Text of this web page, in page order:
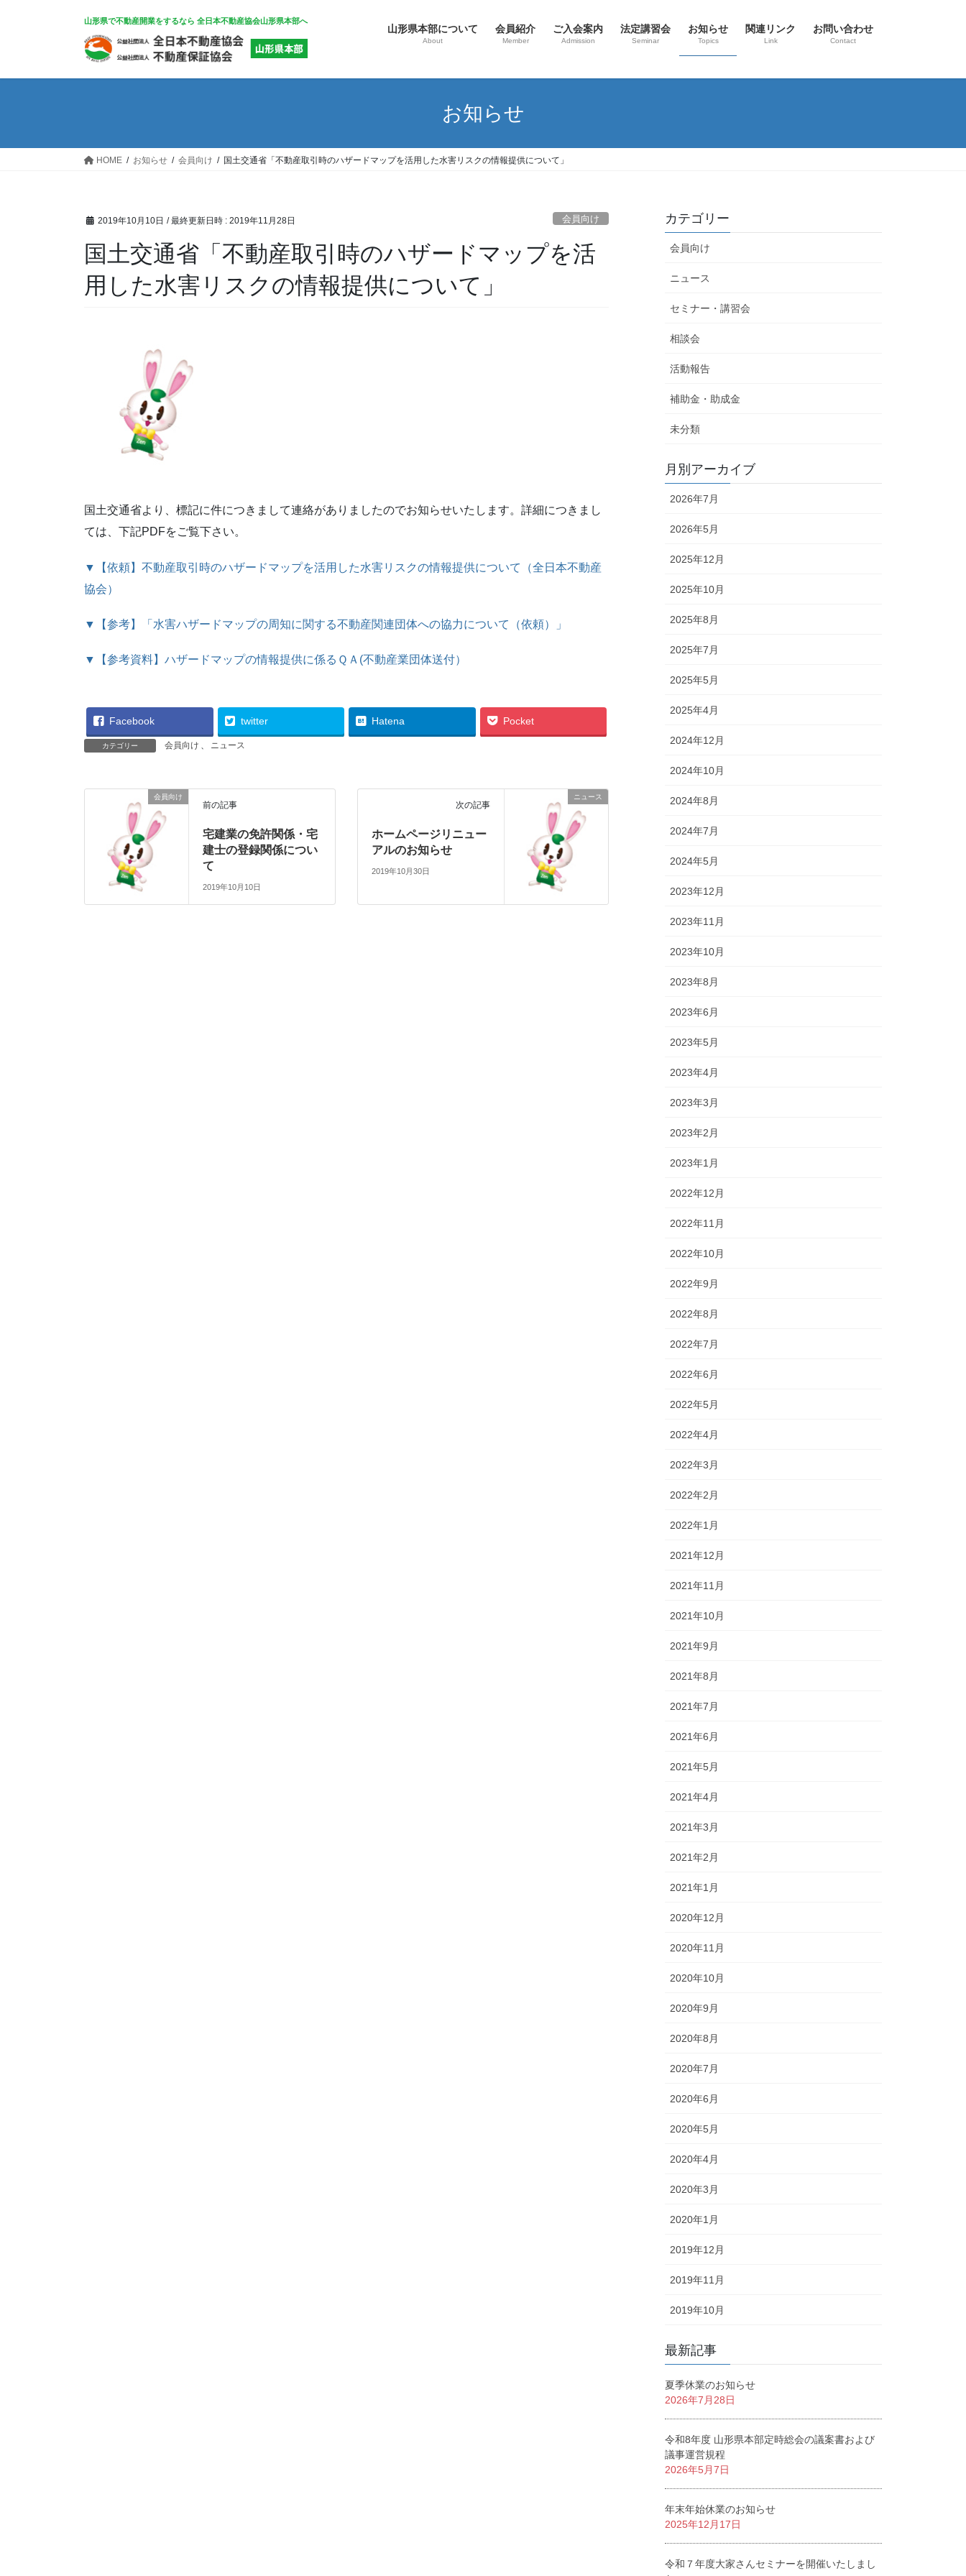
ツ
ッ
シ
移
山形県で不動産開業をするなら 全日本不動産協会山形県本部へ
山形県本部について
About
会員紹介
Member
ご入会案内
Admission
法定講習会
Seminar
お知らせ
Topics
関連リンク
Link
お問い合わせ
Contact
お知らせ
HOME お知らせ 会員向け 国土交通省「不動産取引時のハザードマップを活用した水害リスクの情報提供について」
2019年10月10日 / 最終更新日時 : 2019年11月28日 会員向け
国土交通省「不動産取引時のハザードマップを活
用した水害リスクの情報提供について」
国土交通省より、標記に件につきまして連絡がありましたのでお知らせいたします。詳細につきまし
ては、下記PDFをご覧下さい。
▼【依頼】不動産取引時のハザードマップを活用した水害リスクの情報提供について（全日本不動産
協会）
▼【参考】「水害ハザードマップの周知に関する不動産関連団体への協力について（依頼）」
▼【参考資料】ハザードマップの情報提供に係るＱＡ(不動産業団体送付）
Facebook twitter Hatena Pocket
カテゴリー 会員向け 、 ニュース
会員向け
前の記事
宅建業の免許関係・宅
建士の登録関係につい
て
2019年10月10日
ニュース
次の記事
ホームページリニュー
アルのお知らせ
2019年10月30日
カテゴリー
会員向け
ニュース
セミナー・講習会
相談会
活動報告
補助金・助成金
未分類
月別アーカイブ
2026年7月
2026年5月
2025年12月
2025年10月
2025年8月
2025年7月
2025年5月
2025年4月
2024年12月
2024年10月
2024年8月
2024年7月
2024年5月
2023年12月
2023年11月
2023年10月
2023年8月
2023年6月
2023年5月
2023年4月
2023年3月
2023年2月
2023年1月
2022年12月
2022年11月
2022年10月
2022年9月
2022年8月
2022年7月
2022年6月
2022年5月
2022年4月
2022年3月
2022年2月
2022年1月
2021年12月
2021年11月
2021年10月
2021年9月
2021年8月
2021年7月
2021年6月
2021年5月
2021年4月
2021年3月
2021年2月
2021年1月
2020年12月
2020年11月
2020年10月
2020年9月
2020年8月
2020年7月
2020年6月
2020年5月
2020年4月
2020年3月
2020年1月
2019年12月
2019年11月
2019年10月
最新記事
夏季休業のお知らせ
2026年7月28日
令和8年度 山形県本部定時総会の議案書および
議事運営規程
2026年5月7日
年末年始休業のお知らせ
2025年12月17日
令和７年度大家さんセミナーを開催いたしまし